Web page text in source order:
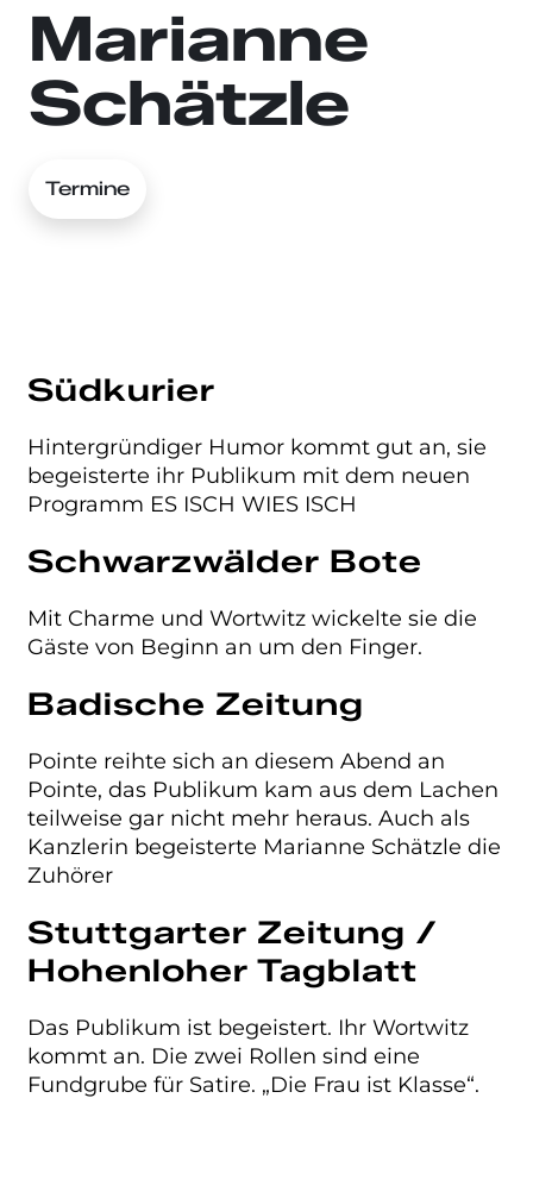
Marianne
Schätzle
Termine
Südkurier
Hintergründiger Humor kommt gut an, sie
begeisterte ihr Publikum mit dem neuen
Programm ES ISCH WIES ISCH
Schwarzwälder Bote
Mit Charme und Wortwitz wickelte sie die
Gäste von Beginn an um den Finger.
Badische Zeitung
Pointe reihte sich an diesem Abend an
Pointe, das Publikum kam aus dem Lachen
teilweise gar nicht mehr heraus. Auch als
Kanzlerin begeisterte Marianne Schätzle die
Zuhörer
Stuttgarter Zeitung /
Hohenloher Tagblatt
Das Publikum ist begeistert. Ihr Wortwitz
kommt an. Die zwei Rollen sind eine
Fundgrube für Satire. „Die Frau ist Klasse“.